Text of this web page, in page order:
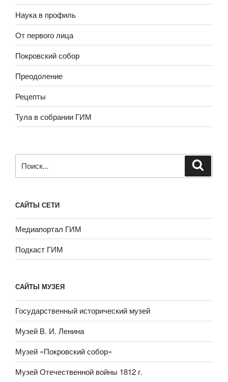
Наука в профиль
От первого лица
Покровский собор
Преодоление
Рецепты
Тула в собрании ГИМ
САЙТЫ СЕТИ
Медиапортал ГИМ
Подкаст ГИМ
САЙТЫ МУЗЕЯ
Государственный исторический музей
Музей В. И. Ленина
Музей «Покровский собор»
Музей Отечественной войны 1812 г.